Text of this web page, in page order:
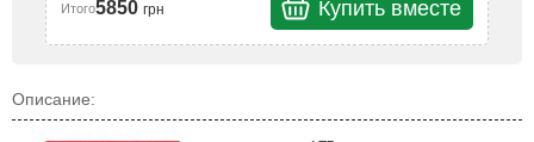
Итого5850 грн Купить вместе
Описание: